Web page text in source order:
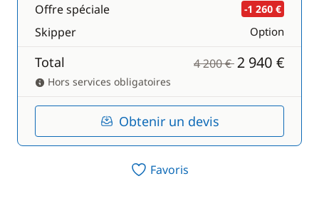
Offre spéciale -1 260 €
Skipper Option
Total 4 200 €2 940 €
Hors services obligatoires
Obtenir un devis
Favoris